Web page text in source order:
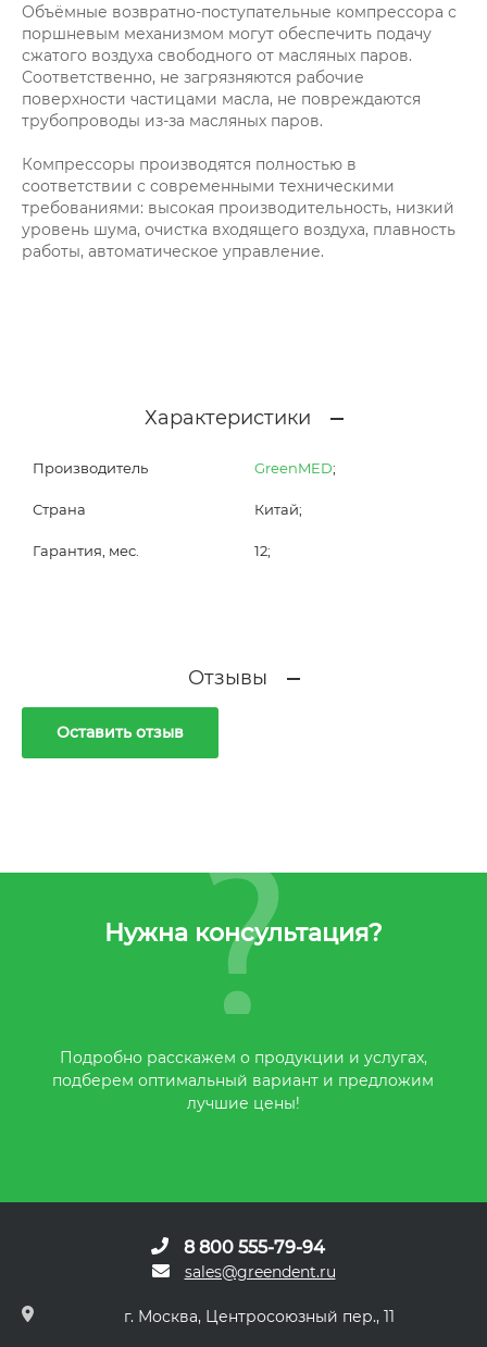
Объёмные возвратно-поступательные компрессора с
поршневым механизмом могут обеспечить подачу
сжатого воздуха свободного от масляных паров.
Соответственно, не загрязняются рабочие
поверхности частицами масла, не повреждаются
трубопроводы из-за масляных паров.
Компрессоры производятся полностью в
соответствии с современными техническими
требованиями: высокая производительность, низкий
уровень шума, очистка входящего воздуха, плавность
работы, автоматическое управление.
Характеристики
Производитель GreenMED;
Страна Китай;
Гарантия, мес. 12;
Отзывы
Оставить отзыв
Нужна консультация?
Подробно расскажем о продукции и услугах,
подберем оптимальный вариант и предложим
лучшие цены!
8 800 555-79-94
sales@greendent.ru
г. Москва, Центросоюзный пер., 11